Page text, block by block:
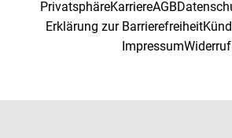
PrivatsphäreKarriereAGB
Erklärung zur Barrierefreiheit
ImpressumWiderruf